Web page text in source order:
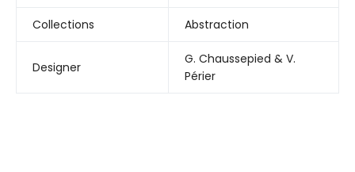
Collections Abstraction
Designer
G. Chaussepied & V.
Périer